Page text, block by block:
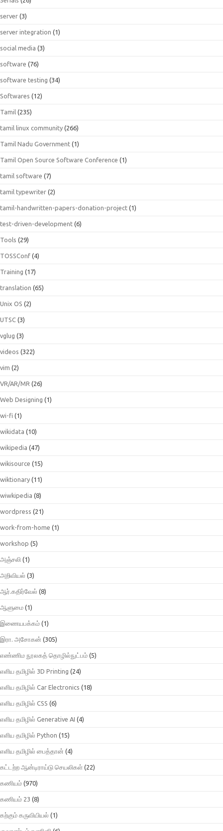
server (3)
server integration (1)
social media (3)
software (76)
software testing (34)
Softwares (12)
Tamil (235)
tamil linux community (266)
Tamil Nadu Government (1)
Tamil Open Source Software Conference (1)
tamil software (7)
tamil typewriter (2)
tamil-handwritten-papers-donation-project (1)
test-driven-development (6)
Tools (29)
TOSSConf (4)
Training (17)
translation (65)
Unix OS (2)
UTSC (3)
vglug (3)
videos (322)
vim (2)
VR/AR/MR (26)
Web Designing (1)
wi-fi (1)
wikidata (10)
wikipedia (47)
wikisource (15)
wiktionary (11)
wiwkipedia (8)
wordpress (21)
work-from-home (1)
workshop (5)
அஞ்சலி (1)
அறிவியல் (3)
ஆர்.கதிர்வேல் (8)
ஆளுமை (1)
இணையபக்கம் (1)
இரா. அசோகன் (305)
எண்ணிம நூலகத் தொழில்நுட்பம் (5)
எளிய தமிழில் 3D Printing (24)
எளிய தமிழில் Car Electronics (18)
எளிய தமிழில் CSS (6)
எளிய தமிழில் Generative AI (4)
எளிய தமிழில் Python (15)
எளிய தமிழில் பைத்தான் (4)
கட்டற்ற ஆன்டிராய்டு செயலிகள் (22)
கணியம் (970)
கணியம் 23 (8)
கற்கும் கருவியியல் (1)